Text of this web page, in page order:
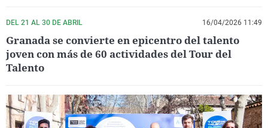
DEL 21 AL 30 DE ABRIL 16/04/2026 11:49
Granada se convierte en epicentro del talento
joven con más de 60 actividades del Tour del
Talento